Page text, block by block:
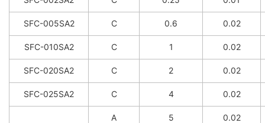
SFC-005SA2 C 0.6 0.02
SFC-010SA2 C 1 0.02
SFC-020SA2 C 2 0.02
SFC-025SA2 C 4 0.02
A 5 0.02